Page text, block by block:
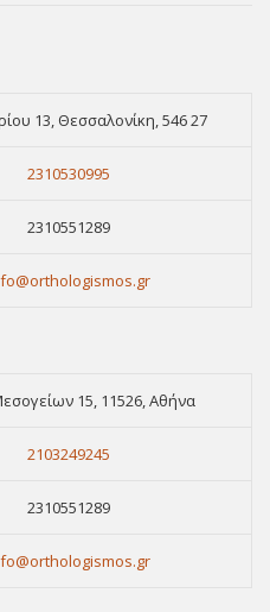
13, Θεσσαλονίκη, 546 27
2310530995
2310551289
15, 11526, Αθήνα
2103249245
2310551289